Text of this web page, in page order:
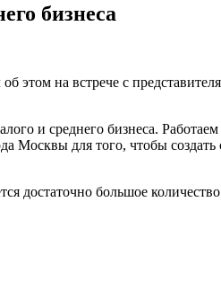
бизнеса
этом на встрече с
и среднего бизнеса. Работаем
Москвы для того, чтобы
достаточно большое